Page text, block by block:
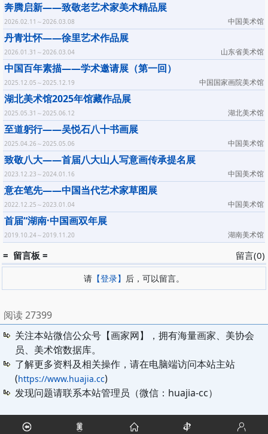
奔腾启新——致敬老艺术家美术精品展
中国美术馆
2026.02.11～2026.03.08
丹青壮怀——徐里艺术作品展
山东省美术馆
2026.01.31～2026.03.04
中国百年素描——学术邀请展（第一回）
中国国家画院美术馆
2025.12.05～2025.12.19
湖北美术馆2025年馆藏作品展
湖北美术馆
2025.05.31～2025.06.12
至道躬行——吴悦石八十书画展
中国美术馆
2025.04.26～2025.05.06
致敬八大——首届八大山人写意画传承提名展
中国美术馆
2023.12.23～2024.01.16
意在笔先——中国当代艺术家草图展
中国美术馆
2022.12.25～2023.01.04
首届“湖南·中国画双年展
湖南美术馆
2019.10.24～2019.11.20
留言(0)
= 留言板 =
请 【登录】 后，可以留言。
阅读 27399
关注本站微信公众号【画家网】，拥有海量画家、美协会
员、美术馆数据库。
了解更多资料及相关操作，请在电脑端访问本站主站
(https://www.huajia.cc)
发现问题请联系本站管理员（微信：huajia-cc）